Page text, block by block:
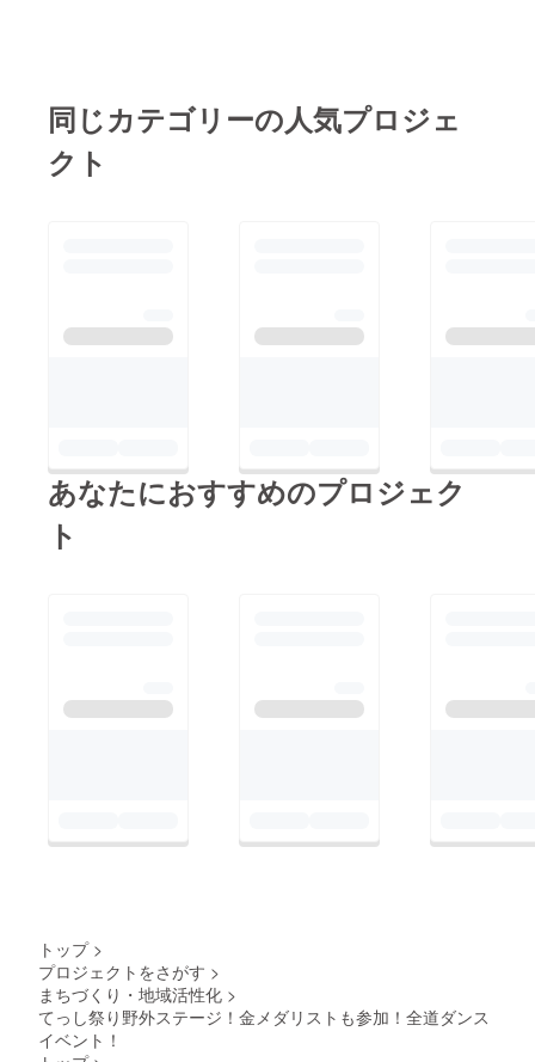
同じカテゴリーの人気プロジェ
クト
あなたにおすすめのプロジェク
ト
トップ >
プロジェクトをさがす >
まちづくり・地域活性化 >
てっし祭り野外ステージ！金メダリストも参加！全道ダンス
イベント！